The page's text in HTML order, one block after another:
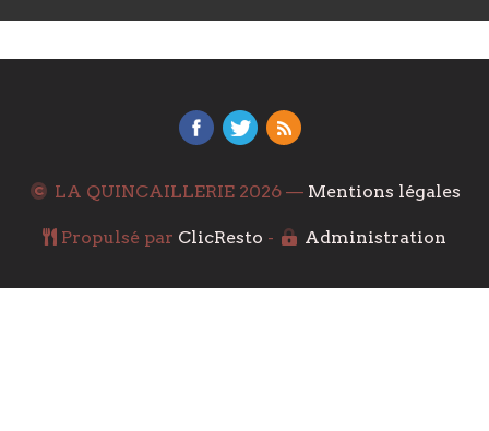
LA QUINCAILLERIE 2026 — Mentions légales
Propulsé par ClicResto - Administration